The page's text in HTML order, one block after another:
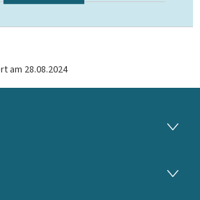
am 28.08.2024